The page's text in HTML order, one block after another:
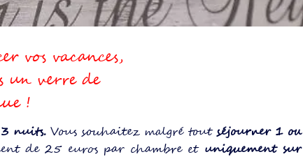
vos vacances,
un verre de
!
3 nuits. Vous souhaitez malgré toutséjourner 1 ou
de 25 euros par chambre et uniquement sur